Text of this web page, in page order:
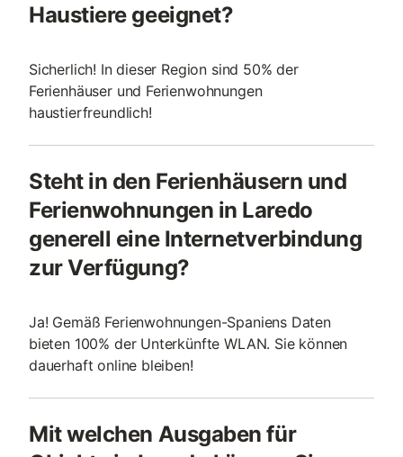
Haustiere geeignet?
Sicherlich! In dieser Region sind 50% der
Ferienhäuser und Ferienwohnungen
haustierfreundlich!
Steht in den Ferienhäusern und
Ferienwohnungen in Laredo
generell eine Internetverbindung
zur Verfügung?
Ja! Gemäß Ferienwohnungen-Spaniens Daten
bieten 100% der Unterkünfte WLAN. Sie können
dauerhaft online bleiben!
Mit welchen Ausgaben für